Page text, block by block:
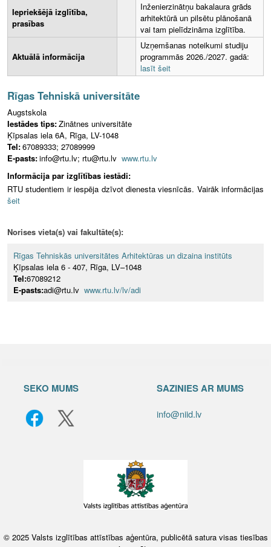
Iepriekšējā izglītība,
prasības
Inženierzinātņu bakalaura grāds
arhitektūrā un pilsētu plānošanā
vai tam pielīdzināma izglītība.
Aktuālā informācija
Uzņemšanas noteikumi studiju
programmās 2026./2027. gadā:
lasīt šeit
Rīgas Tehniskā universitāte
Augstskola
Iestādes tips:Zinātnes universitāte
Ķīpsalas iela 6A, Rīga, LV-1048
Tel:67089333; 27089999
E-pasts:info@rtu.lv; rtu@rtu.lv www.rtu.lv
Informācija par izglītības iestādi:
RTU studentiem ir iespēja dzīvot dienesta viesnīcās. Vairāk informācijas
šeit
Norises vieta(s) vai fakultāte(s):
Rīgas Tehniskās universitātes Arhitektūras un dizaina institūts
Ķīpsalas iela 6 - 407, Rīga, LV–1048
Tel:67089212
E-pasts:adi@rtu.lv www.rtu.lv/lv/adi
SEKO MUMS SAZINIES AR MUMS
info@niid.lv
© 2025 Valsts izglītības attīstības aģentūra, publicētā satura visas tiesības